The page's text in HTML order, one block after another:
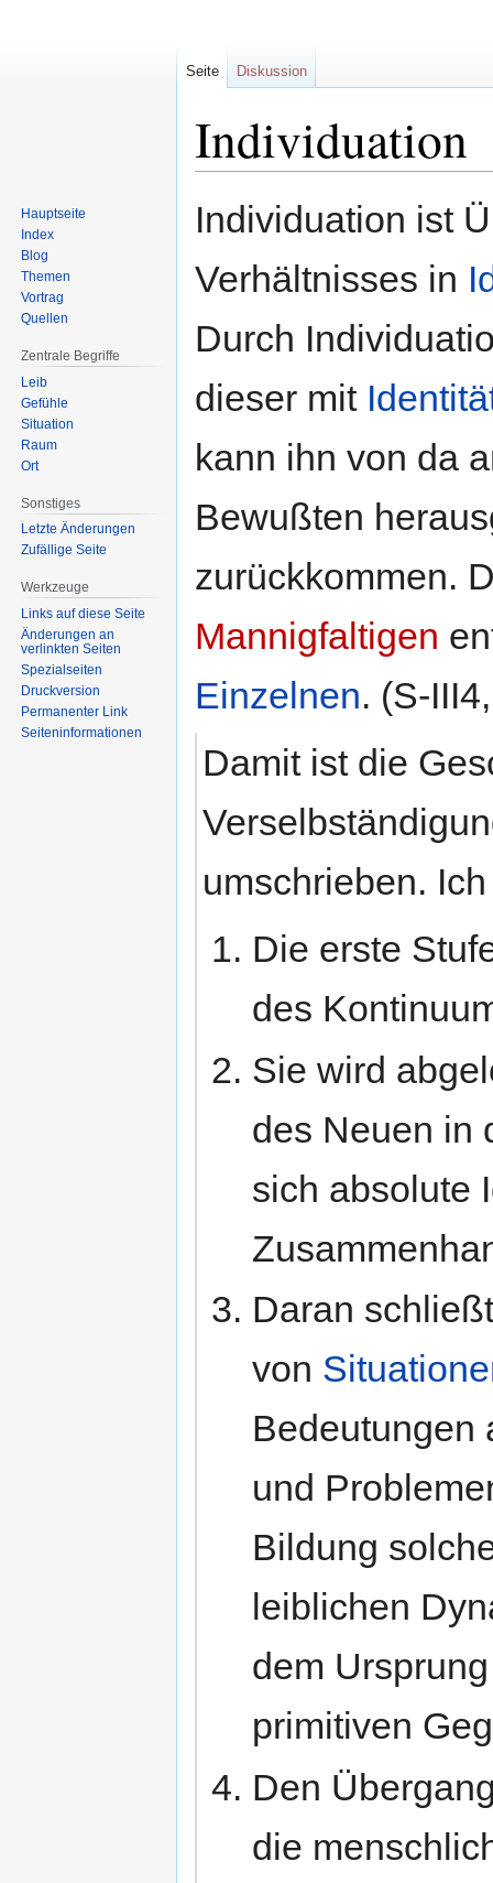
Individuation
Navigation
Suche
Individuation ist
Verhältnisses in
Durch
dieser mit
kann ihn von da
Bewußten
zurückkommen.
Mannigfaltigen
Einzelnen. (S-
Damit ist die
umschrieben.
Die erste
des
Sie wird
des Neuen in
sich absolute
Daran
von
Bedeutungen
und
Bildung
leiblichen
dem
primitiven
Den
die
Seite Diskussion
Hauptseite
Index
Blog
Themen
Vortrag
Quellen
Zentrale Begriffe
Leib
Gefühle
Situation
Raum
Ort
Sonstiges
Letzte Änderungen
Zufällige Seite
Werkzeuge
Links auf diese Seite
Änderungen an
verlinkten Seiten
Spezialseiten
Druckversion
Permanenter Link
Seiten­informationen